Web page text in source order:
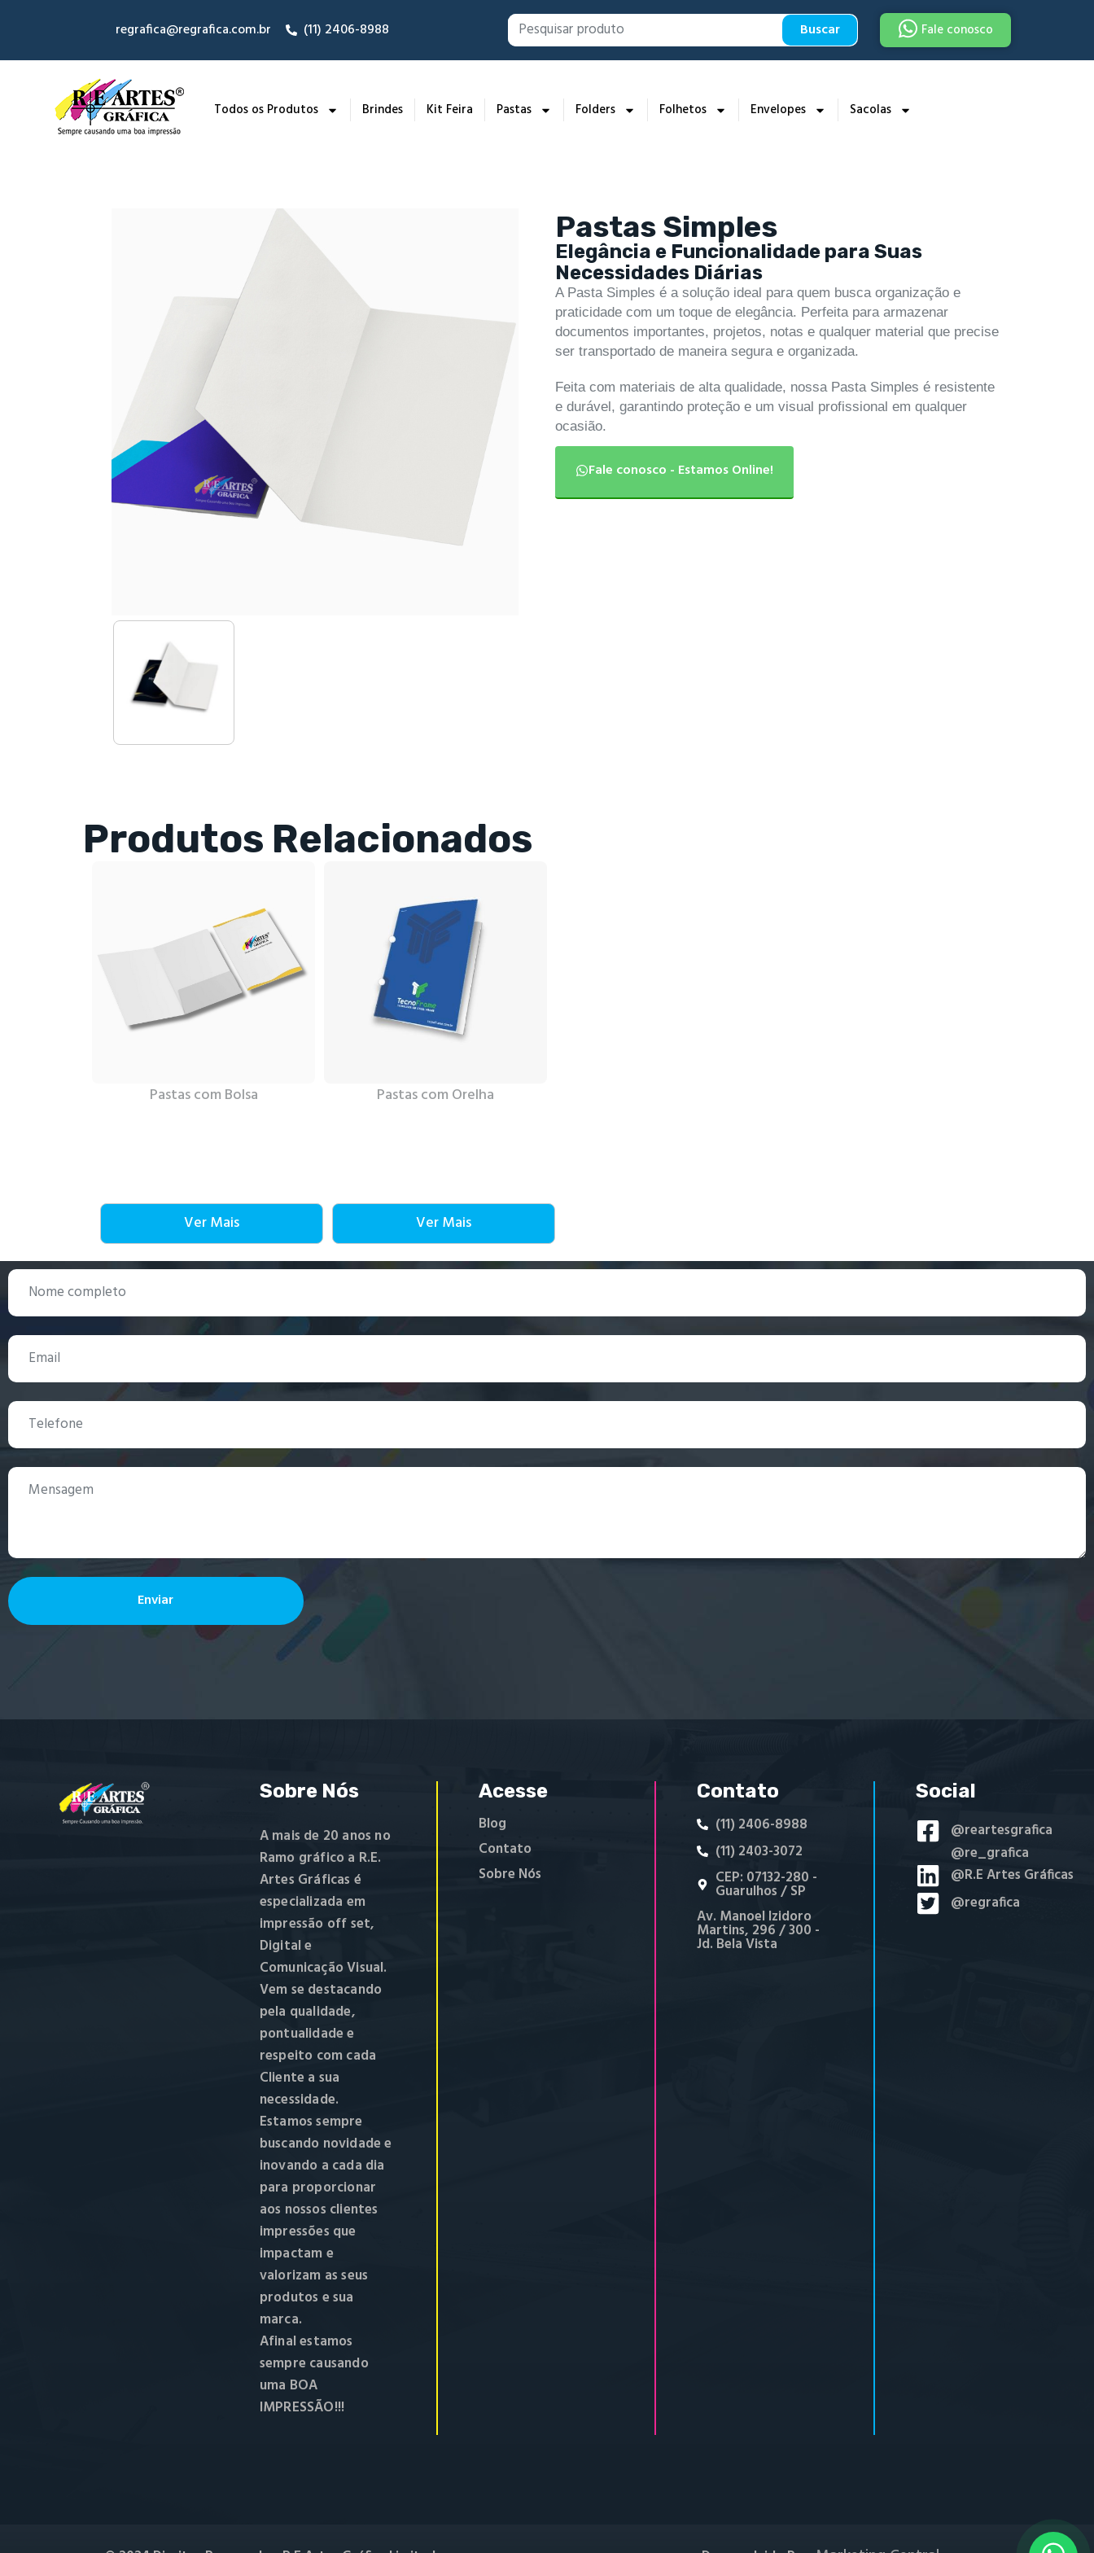
regrafica@regrafica.com.br (11) 2406-8988 Buscar Fale conosco
Todos os Produtos Brindes Kit Feira Pastas Folders Folhetos Envelopes Sacolas
Pastas Simples
Fale conosco - Estamos Online!
Elegância e Funcionalidade para Suas
Necessidades Diárias
A Pasta Simples é a solução ideal para quem busca organização e
praticidade com um toque de elegância. Perfeita para armazenar
documentos importantes, projetos, notas e qualquer material que precise
ser transportado de maneira segura e organizada.
Feita com materiais de alta qualidade, nossa Pasta Simples é resistente
e durável, garantindo proteção e um visual profissional em qualquer
ocasião.
Produtos Relacionados
Pastas com Bolsa
Ver Mais
Pastas com Orelha
Ver Mais
Enviar
Sobre Nós
A mais de 20 anos no
Ramo gráfico a R.E.
Artes Gráficas é
especializada em
impressão off set,
Digital e
Comunicação Visual.
Vem se destacando
pela qualidade,
pontualidade e
respeito com cada
Cliente a sua
necessidade.
Estamos sempre
buscando novidade e
inovando a cada dia
para proporcionar
aos nossos clientes
impressões que
impactam e
valorizam as seus
produtos e sua
marca.
Afinal estamos
sempre causando
uma BOA
IMPRESSÃO!!!
Acesse
Blog
Contato
Sobre Nós
Contato
(11) 2406-8988
(11) 2403-3072
CEP: 07132-280 -
Guarulhos / SP
Av. Manoel Izidoro
Martins, 296 / 300 -
Jd. Bela Vista
Social
@reartesgrafica
@re_grafica
@R.E Artes Gráficas
@regrafica